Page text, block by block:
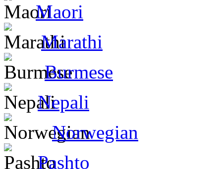
Maori
Marathi
Burmese
Nepali
Norwegian
Pashto